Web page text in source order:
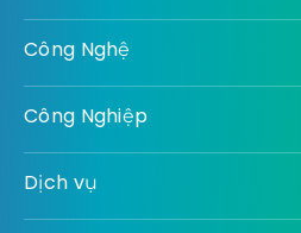
Công Nghệ
Công Nghiệp
Dịch vụ